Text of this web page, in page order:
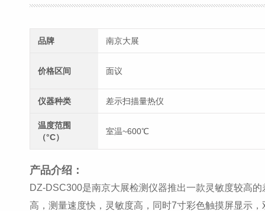
品牌 南京大展
价格区间 面议
仪器种类 差示扫描量热仪
温度范围
（°C）
室温~600℃
产品介绍：
DZ-DSC300是南京大展检测仪器推出一款灵敏度较高
高，测量速度快，灵敏度高，同时7寸彩色触摸屏显示